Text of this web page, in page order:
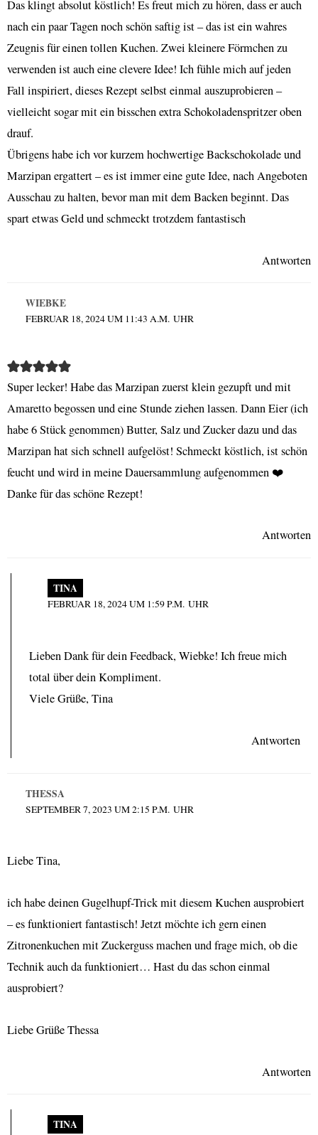
Das klingt absolut köstlich! Es freut mich zu hören, dass er auch
nach ein paar Tagen noch schön saftig ist – das ist ein wahres
Zeugnis für einen tollen Kuchen. Zwei kleinere Förmchen zu
verwenden ist auch eine clevere Idee! Ich fühle mich auf jeden
Fall inspiriert, dieses Rezept selbst einmal auszuprobieren –
vielleicht sogar mit ein bisschen extra Schokoladenspritzer oben
drauf.
Übrigens habe ich vor kurzem hochwertige Backschokolade und
Marzipan ergattert – es ist immer eine gute Idee, nach Angeboten
Ausschau zu halten, bevor man mit dem Backen beginnt. Das
spart etwas Geld und schmeckt trotzdem fantastisch
Antworten
WIEBKE
FEBRUAR 18, 2024 UM 11:43 A.M. UHR
Super lecker! Habe das Marzipan zuerst klein gezupft und mit
Amaretto begossen und eine Stunde ziehen lassen. Dann Eier (ich
habe 6 Stück genommen) Butter, Salz und Zucker dazu und das
Marzipan hat sich schnell aufgelöst! Schmeckt köstlich, ist schön
feucht und wird in meine Dauersammlung aufgenommen ❤️
Danke für das schöne Rezept!
Antworten
TINA
FEBRUAR 18, 2024 UM 1:59 P.M. UHR
Lieben Dank für dein Feedback, Wiebke! Ich freue mich
total über dein Kompliment.
Viele Grüße, Tina
Antworten
THESSA
SEPTEMBER 7, 2023 UM 2:15 P.M. UHR
Liebe Tina,
ich habe deinen Gugelhupf-Trick mit diesem Kuchen ausprobiert
– es funktioniert fantastisch! Jetzt möchte ich gern einen
Zitronenkuchen mit Zuckerguss machen und frage mich, ob die
Technik auch da funktioniert… Hast du das schon einmal
ausprobiert?
Liebe Grüße Thessa
Antworten
TINA